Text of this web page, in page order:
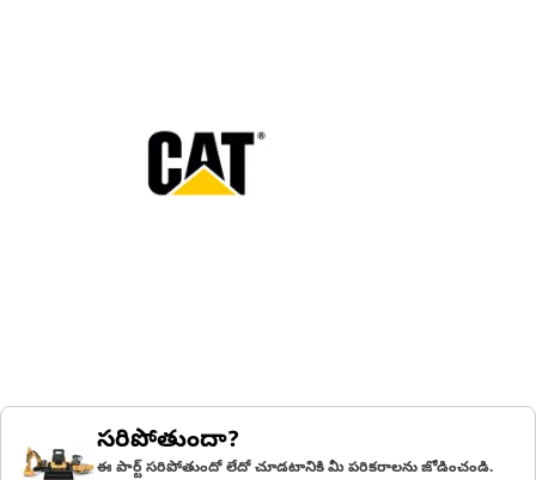
సరిపోతుందా?
ఈ పార్ట్ సరిపోతుందో లేదో చూడటానికి మీ పరికరాలను జోడించండి.